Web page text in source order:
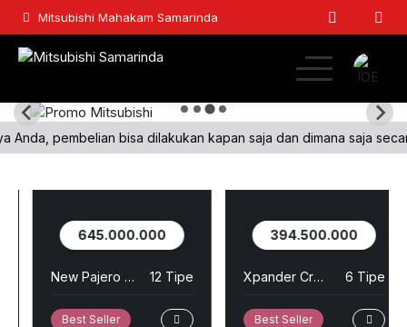
Mitsubishi Mahakam Samarinda
Home
Light Commercial
Lainnya
bisa dilakukan kapan saja dan dimana saja secara online
645.000.000
New Pajero Sport 12 Tipe
Best Seller
394.500.000
Xpander Cross 6 Tipe
Best Seller